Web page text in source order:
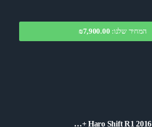
המחיר שלנו: ₪7,900.00
Haro Shift R1 2016 +…